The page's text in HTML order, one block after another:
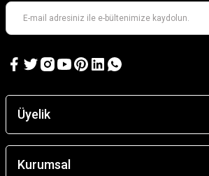
Ayarlı Motor Yatağı .90-.1.40 (78×118mm)
Üyelik
Kurumsal